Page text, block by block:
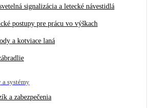
signalizácia a letecké návestidlá
postupy pre prácu vo výškach
a kotviace laná
a systémy
a zabezpečenia